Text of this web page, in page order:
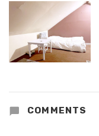
COMMENTS